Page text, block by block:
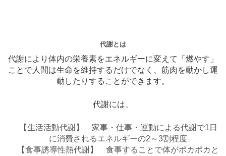
代謝とは
代謝により体内の栄養素をエネルギーに変えて「燃やす」
ことで人間は生命を維持するだけでなく、筋肉を動かし運
動したりすることができます。
代謝には、
【生活活動代謝】 家事・仕事・運動による代謝で1日
に消費されるエネルギーの2～3割程度
【食事誘導性熱代謝】 食事することで体がポカポカと